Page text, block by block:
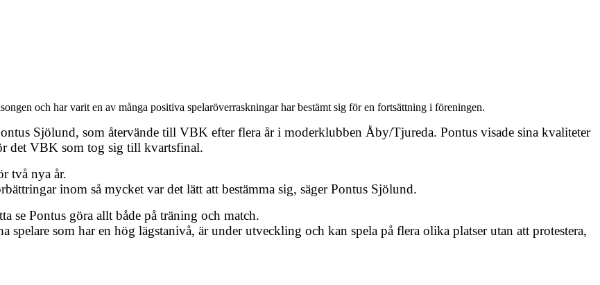
och har varit en av många positiva spelaröverraskningar har bestämt sig för en fortsättning i föreningen.
Sjölund, som återvände till VBK efter flera år i moderklubben Åby/Tjureda. Pontus visade sina kvaliteter
det VBK som tog sig till kvartsfinal.
två nya år.
inom så mycket var det lätt att bestämma sig, säger Pontus Sjölund.
se Pontus göra allt både på träning och match.
spelare som har en hög lägstanivå, är under utveckling och kan spela på flera olika platserutan att protestera,